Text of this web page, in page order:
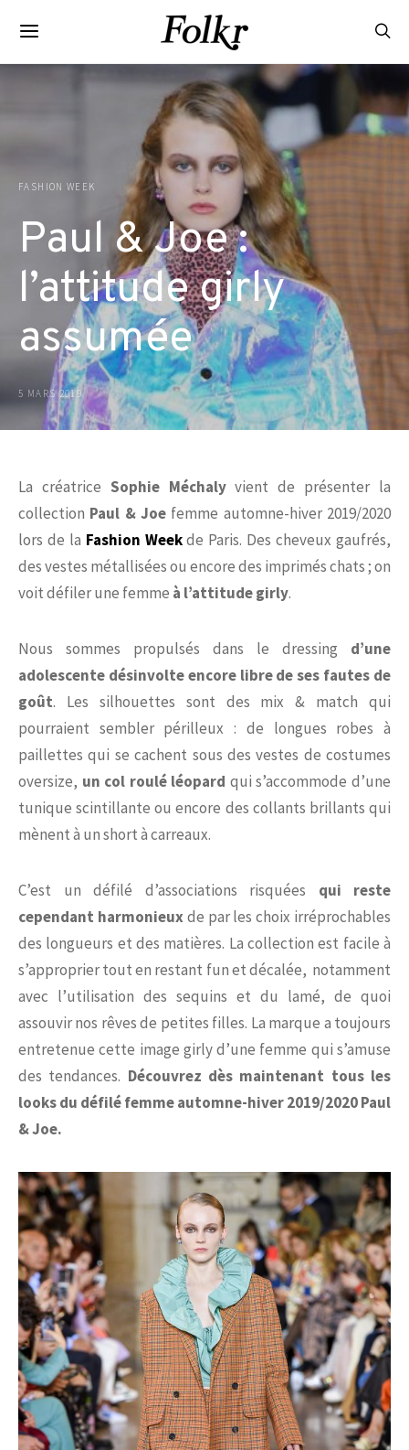
FASHION WEEK
Paul & Joe :
l’attitude girly
assumée
5 MARS 2019
La créatrice Sophie Méchalyvient de présenter la
collection Paul & Joe femme automne-hiver 2019/2020
lors de la Fashion Weekde Paris. Des cheveux gaufrés,
des vestes métallisées ou encore des imprimés chats ; on
voit défiler une femme à l’attitude girly.
Nous sommes propulsés dans le dressing d’une
adolescente désinvolte encore libre de ses fautes de
goût. Les silhouettes sont des mix & match qui
pourraient sembler périlleux : de longues robes à
paillettes qui se cachent sous des vestes de costumes
oversize, un col roulé léopard qui s’accommode d’une
tunique scintillante ou encore des collants brillants qui
mènent à un short à carreaux.
C’est un défilé d’associations risquées qui reste
cependant harmonieuxde par les choix irréprochables
des longueurs et des matières. La collection est facile à
s’approprier tout en restant fun et décalée, notamment
avec l’utilisation des sequins et du lamé, de quoi
assouvir nos rêves de petites filles. La marque a toujours
entretenue cette image girly d’une femme qui s’amuse
des tendances. Découvrez dès maintenant tous les
looks du défilé femme automne-hiver 2019/2020 Paul
& Joe.